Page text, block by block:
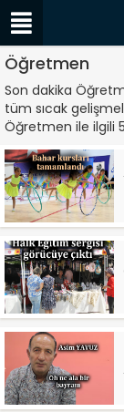
Öğretmen
Son dakika
tüm sıcak
Öğretmen ile ilgili